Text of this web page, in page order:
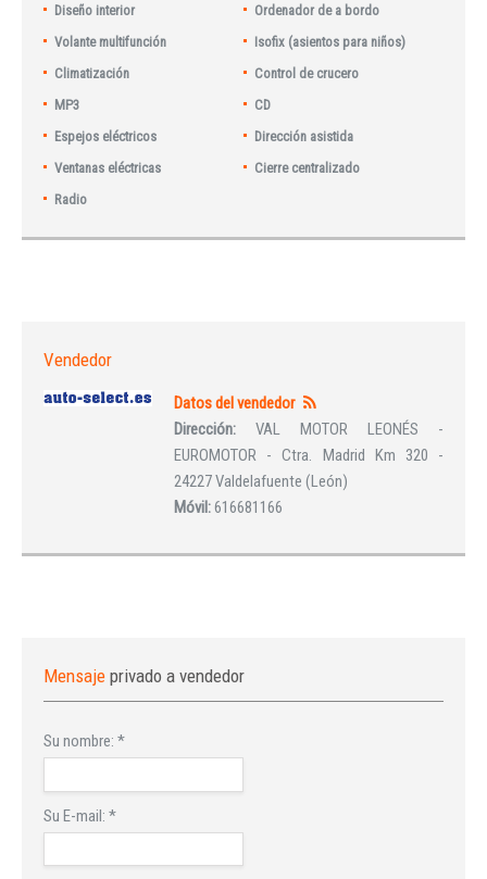
Diseño interior
Ordenador de a bordo
Volante multifunción
Isofix (asientos para niños)
Climatización
Control de crucero
MP3
CD
Espejos eléctricos
Dirección asistida
Ventanas eléctricas
Cierre centralizado
Radio
Vendedor
Datos del vendedor
Dirección: VAL MOTOR LEONÉS -
EUROMOTOR - Ctra. Madrid Km 320 -
24227 Valdelafuente (León)
Móvil:616681166
Mensaje privado a vendedor
Su nombre: *
Su E-mail: *